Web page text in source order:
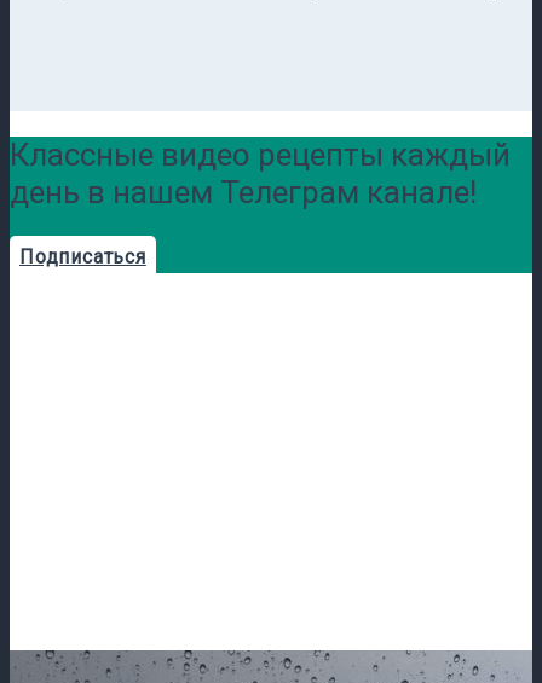
Классные видео рецепты каждый
день в нашем Телеграм канале!
Подписаться